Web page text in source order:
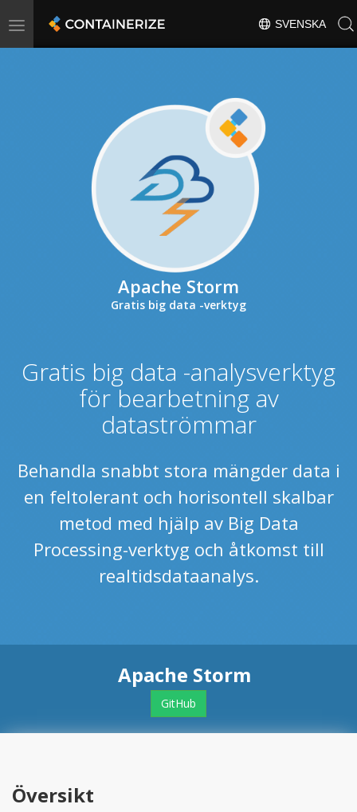
Toggle
SVENSKA
Apache Storm
Gratis big data -verktyg
Gratis big data -analysverktyg
för bearbetning av
dataströmmar
Behandla snabbt stora mängder data i
en feltolerant och horisontell skalbar
metod med hjälp av Big Data
Processing-verktyg och åtkomst till
realtidsdataanalys.
Apache Storm
GitHub
Översikt